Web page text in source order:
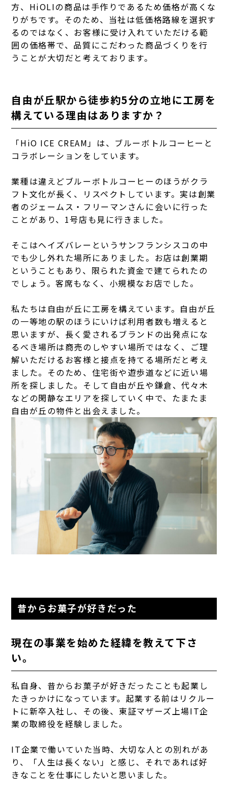
方、HiOLIの商品は手作りであるため価格が高くな
りがちです。そのため、当社は低価格路線を選択す
るのではなく、お客様に受け入れていただける範
囲の価格帯で、品質にこだわった商品づくりを行
うことが大切だと考えております。
自由が丘駅から徒歩約5分の立地に工房を
構えている理由はありますか？
「HiO ICE CREAM」は、ブルーボトルコーヒーと
コラボレーションをしています。
業種は違えどブルーボトルコーヒーのほうがクラ
フト文化が長く、リスペクトしています。実は創業
者のジェームス・フリーマンさんに会いに行った
ことがあり、1号店も見に行きました。
そこはヘイズバレーというサンフランシスコの中
でも少し外れた場所にありました。お店は創業期
ということもあり、限られた資金で建てられたの
でしょう。客席もなく、小規模なお店でした。
私たちは自由が丘に工房を構えています。自由が丘
の一等地の駅のほうにいけば利用者数も増えると
思いますが、長く愛されるブランドの出発点にな
るべき場所は商売のしやすい場所ではなく、ご理
解いただけるお客様と接点を持てる場所だと考え
ました。そのため、住宅街や遊歩道などに近い場
所を探しました。そして自由が丘や鎌倉、代々木
などの閑静なエリアを探していく中で、たまたま
自由が丘の物件と出会えました。
昔からお菓子が好きだった
現在の事業を始めた経緯を教えて下さ
い。
私自身、昔からお菓子が好きだったことも起業し
たきっかけになっています。起業する前はリクルー
トに新卒入社し、その後、東証マザーズ上場IT企
業の取締役を経験しました。
IT企業で働いていた当時、大切な人との別れがあ
り、「人生は長くない」と感じ、それであれば好
きなことを仕事にしたいと思いました。